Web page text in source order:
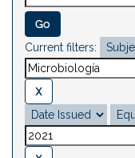
Current filters: